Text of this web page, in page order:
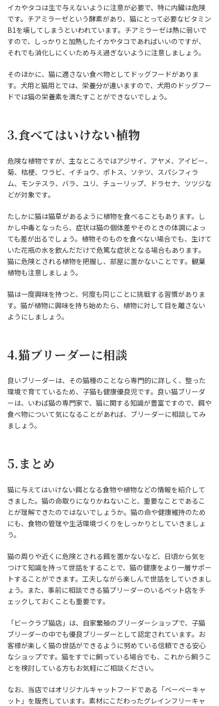
イカやタコは生で与えないように注意が必要で、特に内臓は危険
です。チアミラーゼという酵素があり、猫にとって必要なビタミン
B1を壊してしまうといわれています。チアミラーゼは熱に弱いで
すので、しっかりと加熱したイカやタコであればいいのですが、
それでも消化しにくいため与え過ぎないように注意しましょう。
そのほかに、猫に適さない食べ物としてドッグフードがありま
す。犬用と猫用とでは、栄養分が違いますので、犬用のドッグフー
ドでは猫の栄養素を満たすことができないでしょう。
3.食べてはいけない植物
危険な植物ですが、主なところではアジサイ、アヤメ、アイビー、
菊、桔梗、ワラビ、イチョウ、ポトス、ソテツ、スパシフィラ
ム、モンテスラ、バラ、ユリ、チューリップ、ドラセナ、ツツジな
どが対象です。
たしかに猫は猫草があるように植物を食べることもあります。し
かし中毒となったら、症状は猫の個体差やそのときの体調によっ
ても差が出るでしょう。植物そのものを食べない場合でも、生けて
いた花瓶の水を飲んだだけで危篤な症状となる場合もあります。
猫に危険とされる植物を把握し、部屋に置かないことです。観葉
植物も注意しましょう。
猫は一度興味を持つと、何度も同じことに挑戦する習慣がありま
す。猫が植物に興味を持ち始めたら、植物に対して目を離さない
ようにしましょう。
4.猫ブリーダーに相談
良いブリーダーは、その猫種のことなら専門的に詳しく、整った
環境で育てているため、子猫も健康優良児です。良い猫ブリーダ
ーは、いわば猫の専門家で、猫に関する知識が豊富ですので、餌や
食べ物について気になることがあれば、ブリーダーに相談してみ
ましょう。
5.まとめ
猫に与えてはいけない餌となる食物や植物などの情報を紹介して
きました。猫の命取りになりかねないこと、重要なことであるこ
とが理解できたのではないでしょうか。猫の命や健康維持のため
にも、食物の管理や生活環境づくりをしっかりとしていきましょ
う。
猫の周りや近くに危険とされる餌を置かないなど、日頃から気を
つけて知識を持って世話をすることで、猫の健康をより一層サポー
トすることができます。工夫しながら楽しんで世話をしていきまし
ょう。また、事前に相談できる猫ブリーダーのいるペット店をチ
ェックしておくことも重要です。
「ビークラブ猫店」は、自家繁殖のブリーダーショップで、子猫
ブリーダーの中でも優良ブリーダーとして認定されています。お
客様が楽しく猫の世話ができるように努めている信頼できる安心
なショップです。猫をすでに飼っている場合でも、これから飼うこ
とを検討している方もお気軽にご相談ください。
なお、当店ではオリジナルキャットフードである「ベーベーキャ
ット」を販売しています。素材にこだわったグレインフリーキャ